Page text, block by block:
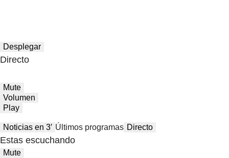
Desplegar
Directo
Mute
Volumen
Play
Noticias en 3′ Últimos programas Directo
Estas escuchando
Mute